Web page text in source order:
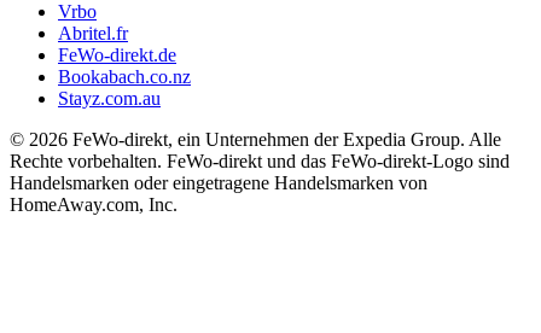
Vrbo
Abritel.fr
FeWo-direkt.de
Bookabach.co.nz
Stayz.com.au
© 2026 FeWo-direkt, ein Unternehmen der Expedia Group. Alle
Rechte vorbehalten. FeWo-direkt und das FeWo-direkt-Logo sind
Handelsmarken oder eingetragene Handelsmarken von
HomeAway.com, Inc.